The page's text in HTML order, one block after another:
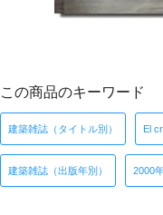
この商品のキーワード
建築雑誌（タイトル別） El
建築雑誌（出版年別） 2000